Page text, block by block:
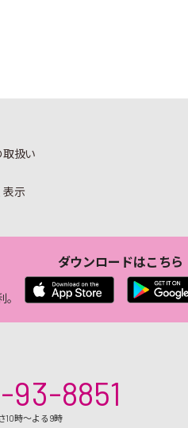
扱い
表示
ダウンロードはこちら
93-8851
10時～よる9時